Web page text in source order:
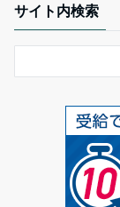
サイト内検索